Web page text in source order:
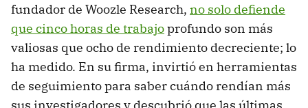
fundador de Woozle Research, no solo defiende
que cinco horas de trabajoprofundo son más
valiosas que ocho de rendimiento decreciente; lo
ha medido. En su firma, invirtió en herramientas
de seguimiento para saber cuándo rendían más